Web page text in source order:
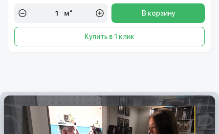
м² В корзину
Купить в 1 клик